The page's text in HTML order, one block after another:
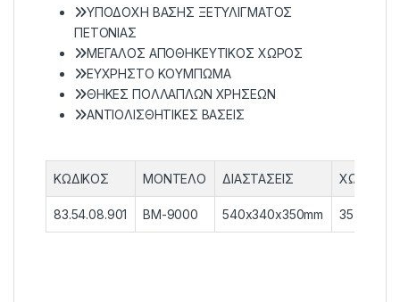
ΥΠΟΔΟΧΗ ΒΑΣΗΣ ΞΕΤΥΛΙΓΜΑΤΟΣ
ΠΕΤΟΝΙΑΣ
ΜΕΓΑΛΟΣ ΑΠΟΘΗΚΕΥΤΙΚΟΣ ΧΩΡΟΣ
ΕΥΧΡΗΣΤΟ ΚΟΥΜΠΩΜΑ
ΘΗΚΕΣ ΠΟΛΛΑΠΛΩΝ ΧΡΗΣΕΩΝ
ΑΝΤΙΟΛΙΣΘΗΤΙΚΕΣ ΒΑΣΕΙΣ
ΚΩΔΙΚΟΣ ΜΟΝΤΕΛΟ ΔΙΑΣΤΑΣΕΙΣ
83.54.08.901 BM-9000 540x340x350mm 35 lt